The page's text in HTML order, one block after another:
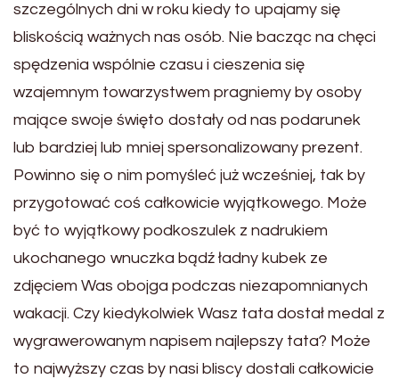
szczególnych dni w roku kiedy to upajamy się
bliskością ważnych nas osób. Nie bacząc na chęci
spędzenia wspólnie czasu i cieszenia się
wzajemnym towarzystwem pragniemy by osoby
mające swoje święto dostały od nas podarunek
lub bardziej lub mniej spersonalizowany prezent.
Powinno się o nim pomyśleć już wcześniej, tak by
przygotować coś całkowicie wyjątkowego. Może
być to wyjątkowy podkoszulek z nadrukiem
ukochanego wnuczka bądź ładny kubek ze
zdjęciem Was obojga podczas niezapomnianych
wakacji. Czy kiedykolwiek Wasz tata dostał medal z
wygrawerowanym napisem najlepszy tata? Może
to najwyższy czas by nasi bliscy dostali całkowicie